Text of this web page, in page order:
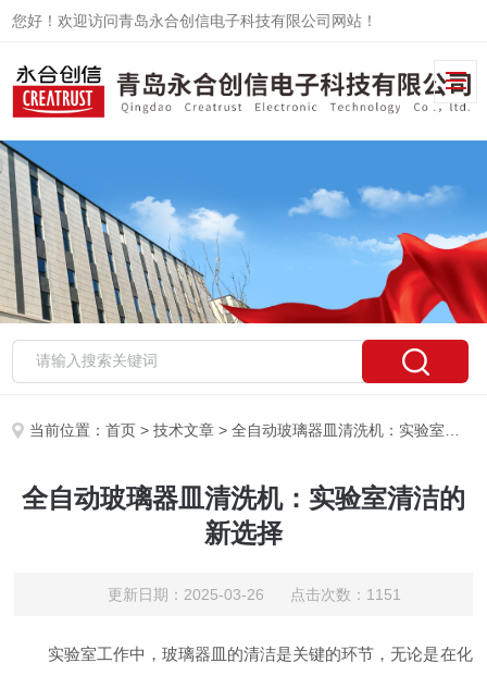
您好！欢迎访问青岛永合创信电子科技有限公司网站！
当前位置：首页 >技术文章 > 全自动玻璃器皿清洗机：实验室清洁的新选择
全自动玻璃器皿清洗机：实验室清洁的
新选择
更新日期：2025-03-26 点击次数：1151
实验室工作中，玻璃器皿的清洁是关键的环节，无论是在化